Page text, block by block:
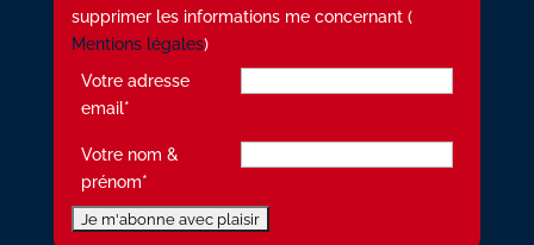
supprimer les informations me concernant (
Mentions légales)
Votre adresse
email*
Votre nom &
prénom*